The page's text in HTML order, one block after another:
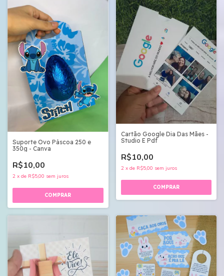
Suporte Ovo Páscoa 250 e
350g - Canva
R$10,00
2 x de R$5,00 sem juros
Cartão Google Dia Das Mães -
Studio E Pdf
R$10,00
2 x de R$5,00 sem juros